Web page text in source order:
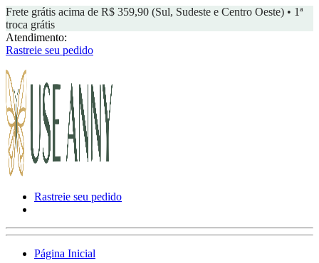
Frete grátis acima de R$ 359,90 (Sul, Sudeste e Centro Oeste) • 1ª
troca grátis
Atendimento:
Rastreie seu pedido
Rastreie seu pedido
Página Inicial